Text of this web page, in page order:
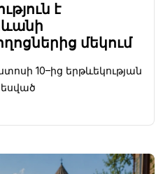
է
մեկում
10–ից երթևեկության